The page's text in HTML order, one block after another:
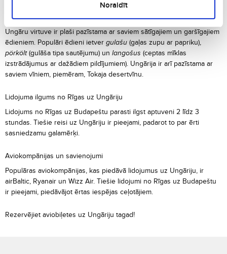
Noraidīt
Ēdiens un virtuve Ungārijā
Ungāru virtuve ir plaši pazīstama ar saviem sātīgajiem un garšīgajiem
ēdieniem. Populāri ēdieni ietver gulašu (gaļas zupu ar papriku),
pörkölt(gulāša tipa sautējumu) un langošus (ceptas mīklas
izstrādājumus ar dažādiem pildījumiem). Ungārija ir arī pazīstama ar
saviem vīniem, piemēram, Tokaja desertvīnu.
Lidojuma ilgums no Rīgas uz Ungāriju
Lidojums no Rīgas uz Budapeštu parasti ilgst aptuveni 2 līdz 3
stundas. Tiešie reisi uz Ungāriju ir pieejami, padarot to par ērti
sasniedzamu galamērķi.
Aviokompānijas un savienojumi
Populāras aviokompānijas, kas piedāvā lidojumus uz Ungāriju, ir
airBaltic, Ryanair un Wizz Air. Tiešie lidojumi no Rīgas uz Budapeštu
ir pieejami, piedāvājot ērtas iespējas ceļotājiem.
Rezervējiet aviobiļetes uz Ungāriju tagad!